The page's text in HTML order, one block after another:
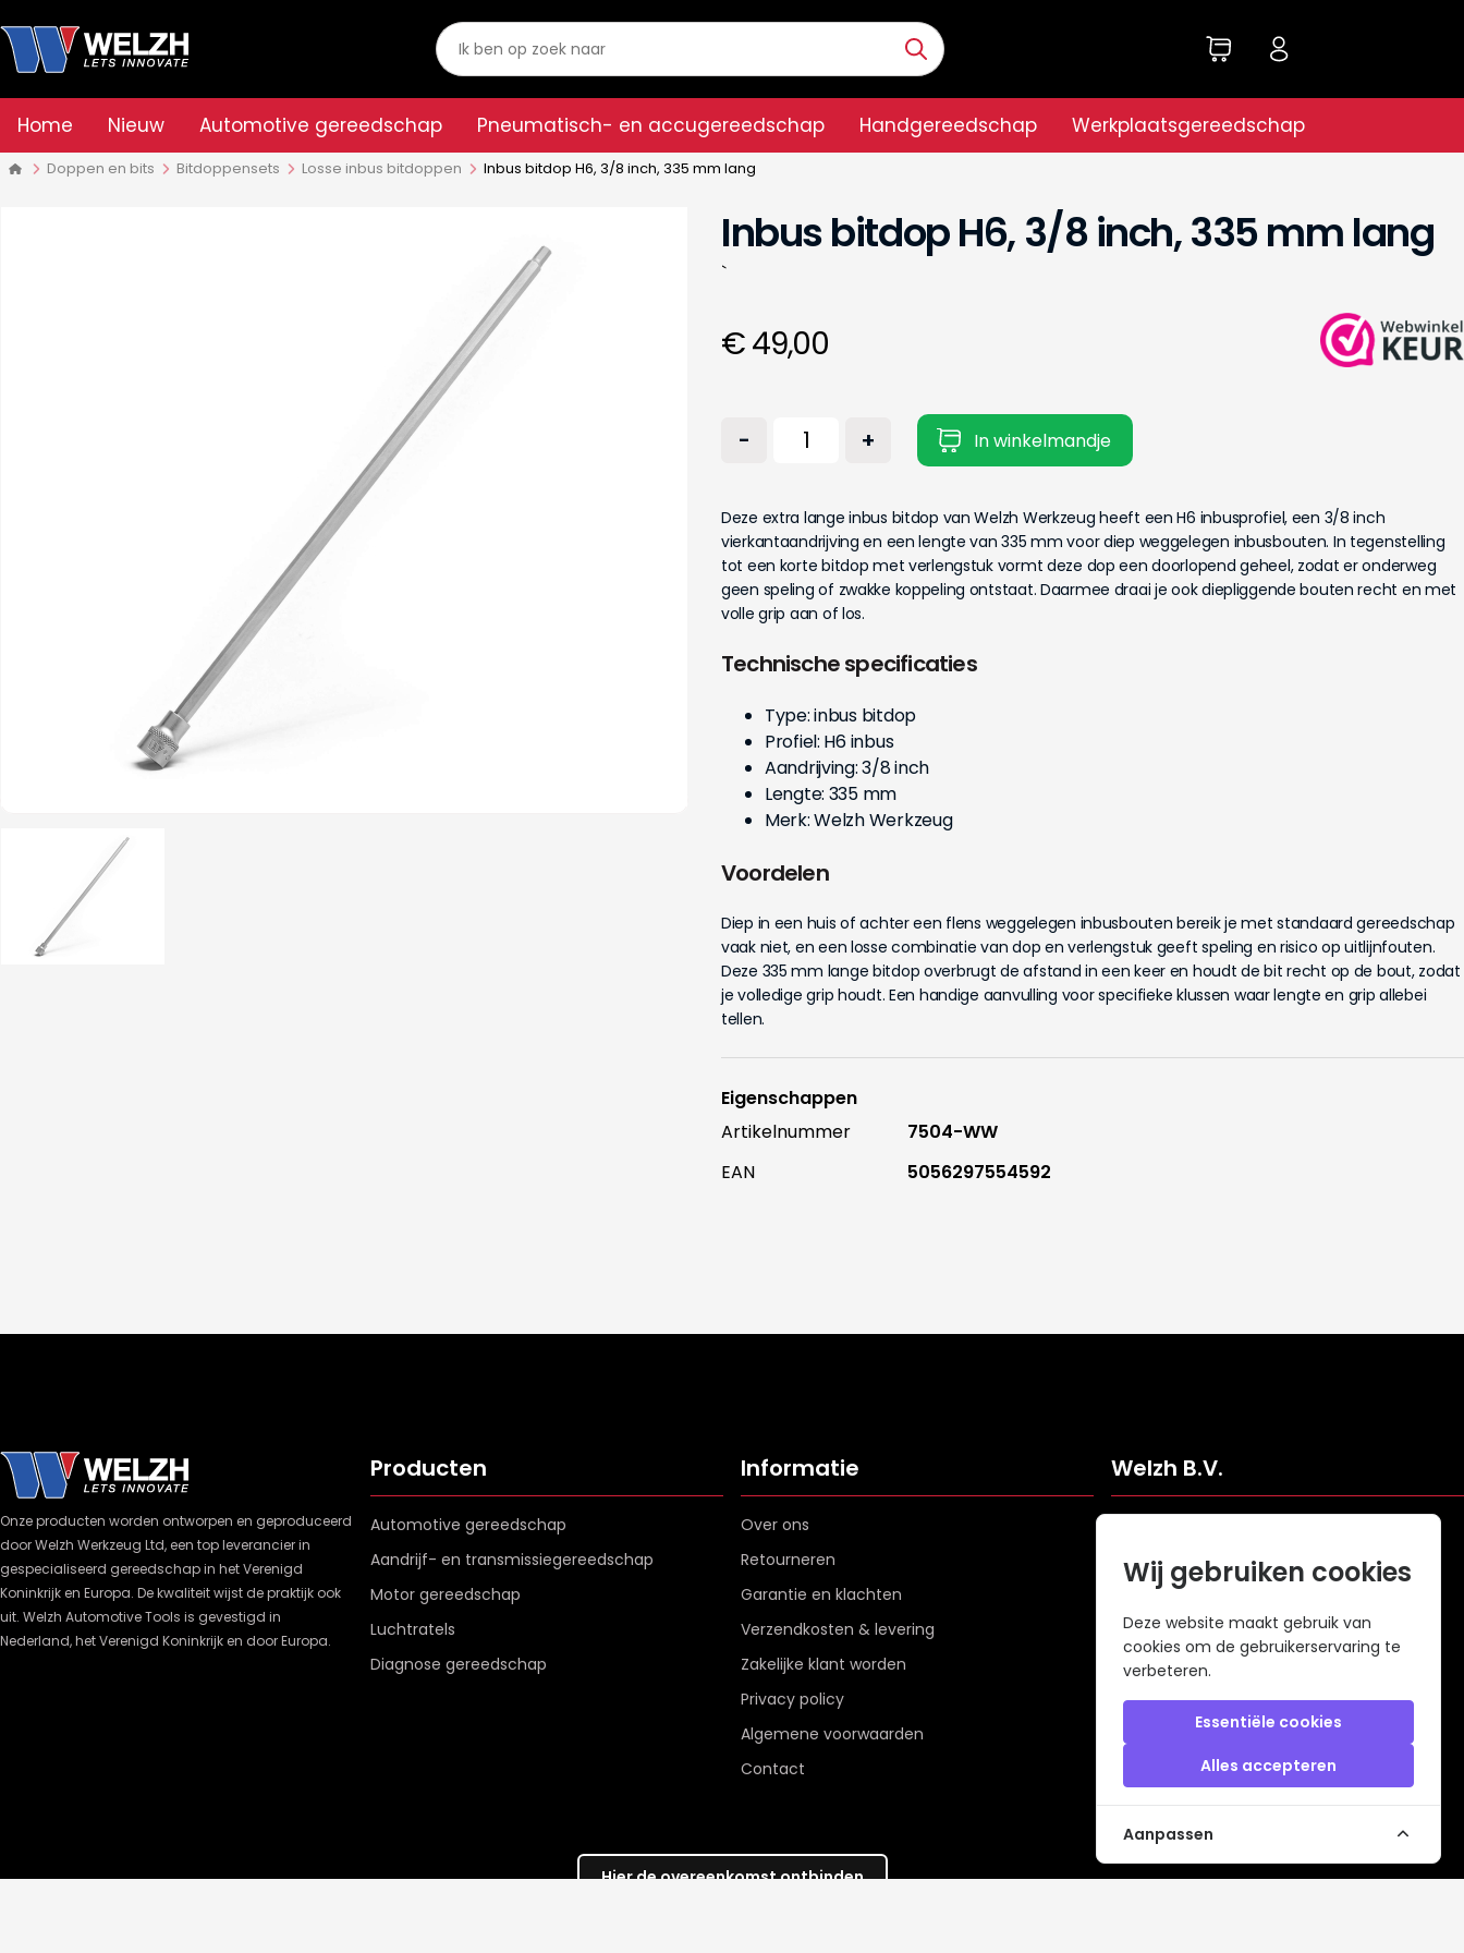
Home Nieuw Automotive gereedschap Pneumatisch- en accugereedschap Handgereedschap Werkplaatsgereedschap
Doppen en bits Bitdoppen­sets Losse inbus bitdoppen Inbus bitdop H6, 3/8 inch, 335 mm lang
Inbus bitdop H6, 3/8 inch, 335 mm lang
`
€ 49,00
- + In winkelmandje
Deze extra lange inbus bitdop van Welzh Werkzeug heeft een H6 inbusprofiel, een 3/8 inch
vierkantaandrijving en een lengte van 335 mm voor diep weggelegen inbusbouten. In tegenstelling
tot een korte bitdop met verlengstuk vormt deze dop een doorlopend geheel, zodat er onderweg
geen speling of zwakke koppeling ontstaat. Daarmee draai je ook diepliggende bouten recht en met
volle grip aan of los.
Technische specificaties
Type: inbus bitdop
Profiel: H6 inbus
Aandrijving: 3/8 inch
Lengte: 335 mm
Merk: Welzh Werkzeug
Voordelen
Diep in een huis of achter een flens weggelegen inbusbouten bereik je met standaard gereedschap
vaak niet, en een losse combinatie van dop en verlengstuk geeft speling en risico op uitlijnfouten.
Deze 335 mm lange bitdop overbrugt de afstand in een keer en houdt de bit recht op de bout, zodat
je volledige grip houdt. Een handige aanvulling voor specifieke klussen waar lengte en grip allebei
tellen.
Eigenschappen
Artikelnummer
7504-WW
EAN
5056297554592
Onze producten worden ontworpen en geproduceerd
door Welzh Werkzeug Ltd, een top leverancier in
gespecialiseerd gereedschap in het Verenigd
Koninkrijk en Europa. De kwaliteit wijst de praktijk ook
uit. Welzh Automotive Tools is gevestigd in
Nederland, het Verenigd Koninkrijk en door Europa.
Producten
Automotive gereedschap
Aandrijf- en transmissiegereedschap
Motor gereedschap
Luchtratels
Diagnose gereedschap
Informatie
Over ons
Retourneren
Garantie en klachten
Verzendkosten & levering
Zakelijke klant worden
Privacy policy
Algemene voorwaarden
Contact
Welzh B.V.
Nederland
info@welzh.nl
+31 (0)6 26 51 83 20
KVK: 68977387
BTW: NL857672988B01
Hier de overeenkomst ontbinden
Wij gebruiken cookies
Deze website maakt gebruik van
cookies om de gebruikerservaring te
verbeteren.
Essentiële cookies
Alles accepteren
Aanpassen